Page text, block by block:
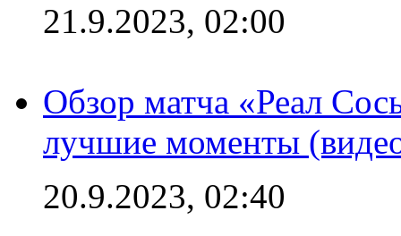
21.9.2023, 02:00
Обзор матча «Реал
лучшие моменты
20.9.2023, 02:40